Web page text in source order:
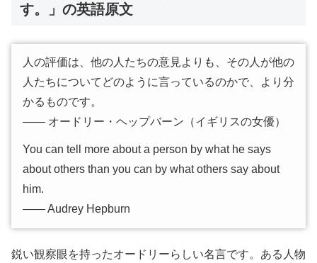
す。」の英語原文
人の評価は、他の人たちの意見よりも、その人が他の
人たちについてどのように言っているのかで、より分
かるものです。
―― オードリー・ヘップバーン（イギリスの女優）
You can tell more about a person by what he says
about others than you can by what others say about
him.
―― Audrey Hepburn
鋭い観察眼を持ったオードリーらしい名言です。ある人物